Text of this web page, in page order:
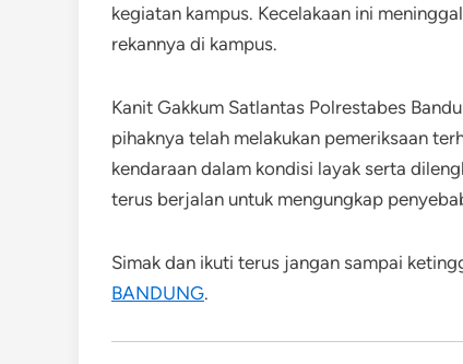
kegiatan kampus. Kecelakaan ini
rekannya di kampus.
Kanit Gakkum Satlantas Polrestabes
pihaknya telah melakukan pemeriksaan
kendaraan dalam kondisi layak serta
terus berjalan untuk mengungkap
Simak dan ikuti terus jangan sampai
BANDUNG.